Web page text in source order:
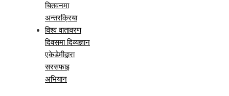
चितवनमा
अन्तरक्रिया
विश्व वातावरण
दिवसमा दिव्यज्ञान
एकेडेमीद्वारा
सरसफाइ
अभियान